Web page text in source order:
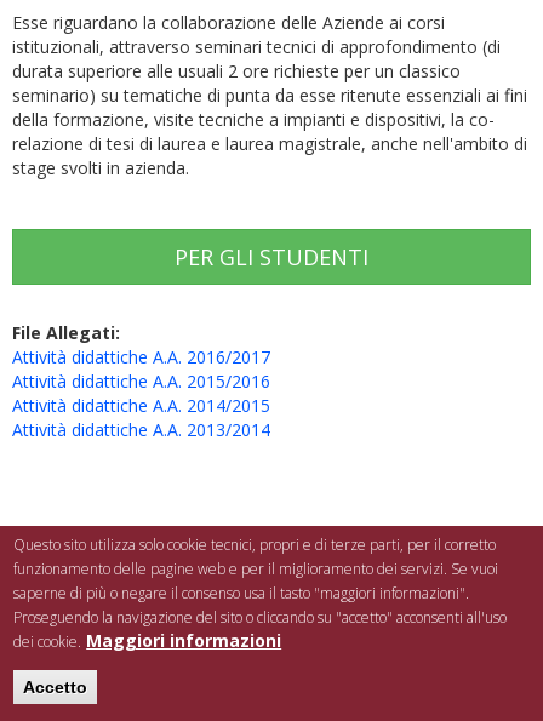
Esse riguardano la collaborazione delle Aziende ai corsi
istituzionali, attraverso seminari tecnici di approfondimento (di
durata superiore alle usuali 2 ore richieste per un classico
seminario) su tematiche di punta da esse ritenute essenziali ai fini
della formazione, visite tecniche a impianti e dispositivi, la co-
relazione di tesi di laurea e laurea magistrale, anche nell'ambito di
stage svolti in azienda.
PER GLI STUDENTI
File Allegati:
Attività didattiche A.A. 2016/2017
Attività didattiche A.A. 2015/2016
Attività didattiche A.A. 2014/2015
Attività didattiche A.A. 2013/2014
© Università degli Studi di Roma "La Sapienza" - Piazzale Aldo Moro 5, 00185 Roma
Questo sito utilizza solo cookie tecnici, propri e di terze parti, per il corretto
funzionamento delle pagine web e per il miglioramento dei servizi. Se vuoi
saperne di più o negare il consenso usa il tasto "maggiori informazioni".
Proseguendo la navigazione del sito o cliccando su "accetto" acconsenti all'uso
dei cookie. Maggiori informazioni
Accetto